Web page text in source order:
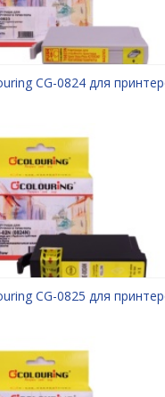
CG-0824 для
CG-0825 для